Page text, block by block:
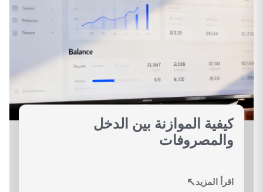
كيفية الموازنة بين الدخل
والمصروفات
اقرأ المزيد↗